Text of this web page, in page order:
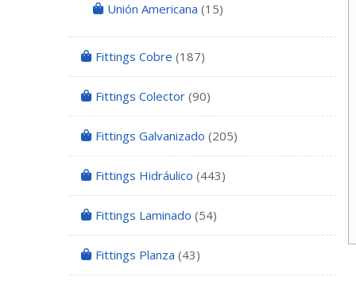
Unión Americana (15)
Fittings Cobre (187)
Fittings Colector (90)
Fittings Galvanizado (205)
Fittings Hidráulico (443)
Fittings Laminado (54)
Fittings Planza (43)